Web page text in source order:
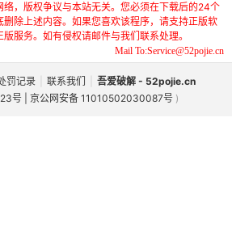
，版权争议与本站无关。您必须在下载后的24个
除上述内容。如果您喜欢该程序，请支持正版软
服务。如有侵权请邮件与我们联系处理。
Mail To:Service@52pojie.cn
罚记录 联系我们
吾爱破解 - 52pojie.cn
号 | 京公网安备 11010502030087号 )